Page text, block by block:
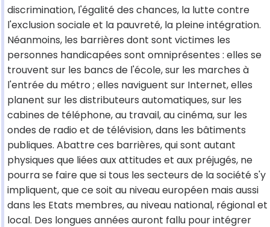
discrimination, l'égalité des chances, la lutte contre
l'exclusion sociale et la pauvreté, la pleine intégration.
Néanmoins, les barrières dont sont victimes les
personnes handicapées sont omniprésentes : elles se
trouvent sur les bancs de l'école, sur les marches à
l'entrée du métro ; elles naviguent sur Internet, elles
planent sur les distributeurs automatiques, sur les
cabines de téléphone, au travail, au cinéma, sur les
ondes de radio et de télévision, dans les bâtiments
publiques. Abattre ces barrières, qui sont autant
physiques que liées aux attitudes et aux préjugés, ne
pourra se faire que si tous les secteurs de la société s'y
impliquent, que ce soit au niveau européen mais aussi
dans les Etats membres, au niveau national, régional et
local. Des longues années auront fallu pour intégrer